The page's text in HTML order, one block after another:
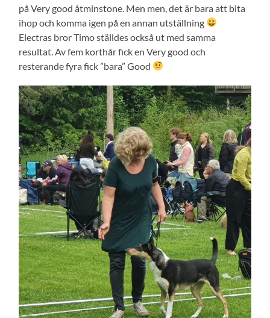
på Very good åtminstone. Men men, det är bara att bita
ihop och komma igen på en annan utställning
Electras bror Timo ställdes också ut med samma
resultat. Av fem korthår fick en Very good och
resterande fyra fick ”bara” Good